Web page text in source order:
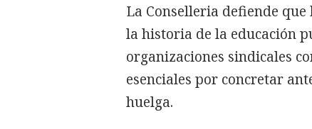
La Conselleria defiende
la historia de la educación
organizaciones sindicales
esenciales por concretar
huelga.